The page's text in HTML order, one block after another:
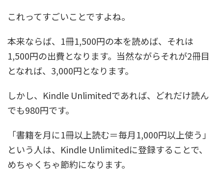
これってすごいことですよね。
本来ならば、1冊1,500円の本を読めば、それは
1,500円の出費となります。当然ながらそれが2冊目
となれば、3,000円となります。
しかし、Kindle Unlimitedであれば、どれだけ読ん
でも980円です。
「書籍を月に1冊以上読む＝毎月1,000円以上使う」
という人は、Kindle Unlimitedに登録することで、
めちゃくちゃ節約になります。